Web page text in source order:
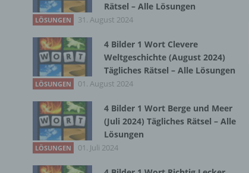
Rätsel – Alle Lösungen
LÖSUNGEN 31. August 2024
4 Bilder 1 Wort Clevere
Weltgeschichte (August 2024)
Tägliches Rätsel – Alle Lösungen
LÖSUNGEN 01. August 2024
4 Bilder 1 Wort Berge und Meer
(Juli 2024) Tägliches Rätsel – Alle
Lösungen
LÖSUNGEN 01. Juli 2024